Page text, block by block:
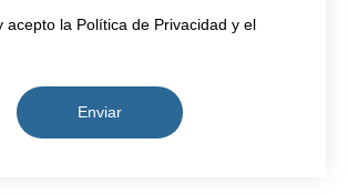
acepto la Política de Privacidad y el
Enviar